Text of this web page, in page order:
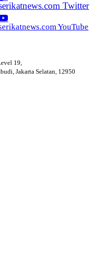
Twitter
YouTube
19,
Jakarta Selatan, 12950